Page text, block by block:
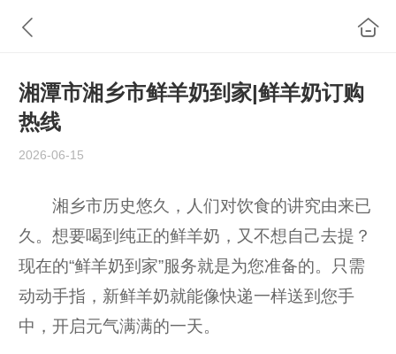
湘潭市湘乡市鲜羊奶到家|鲜羊奶订购
热线
2026-06-15
湘乡市历史悠久，人们对饮食的讲究由来已
久。想要喝到纯正的鲜羊奶，又不想自己去提？
现在的“鲜羊奶到家”服务就是为您准备的。只需
动动手指，新鲜羊奶就能像快递一样送到您手
中，开启元气满满的一天。